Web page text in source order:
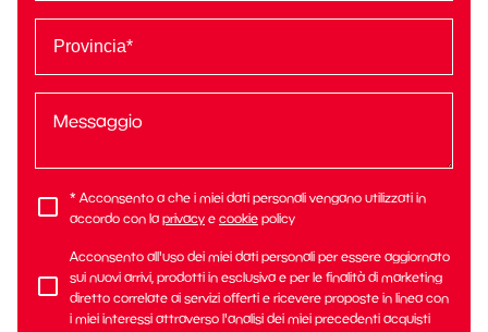
* Acconsento a che i miei dati personali vengano utilizzati in
accordo con la privacy e cookie policy
Acconsento all'uso dei miei dati personali per essere aggiornato
sui nuovi arrivi, prodotti in esclusiva e per le finalità di marketing
diretto correlate ai servizi offerti e ricevere proposte in linea con
i miei interessi attraverso l'analisi dei miei precedenti acquisti